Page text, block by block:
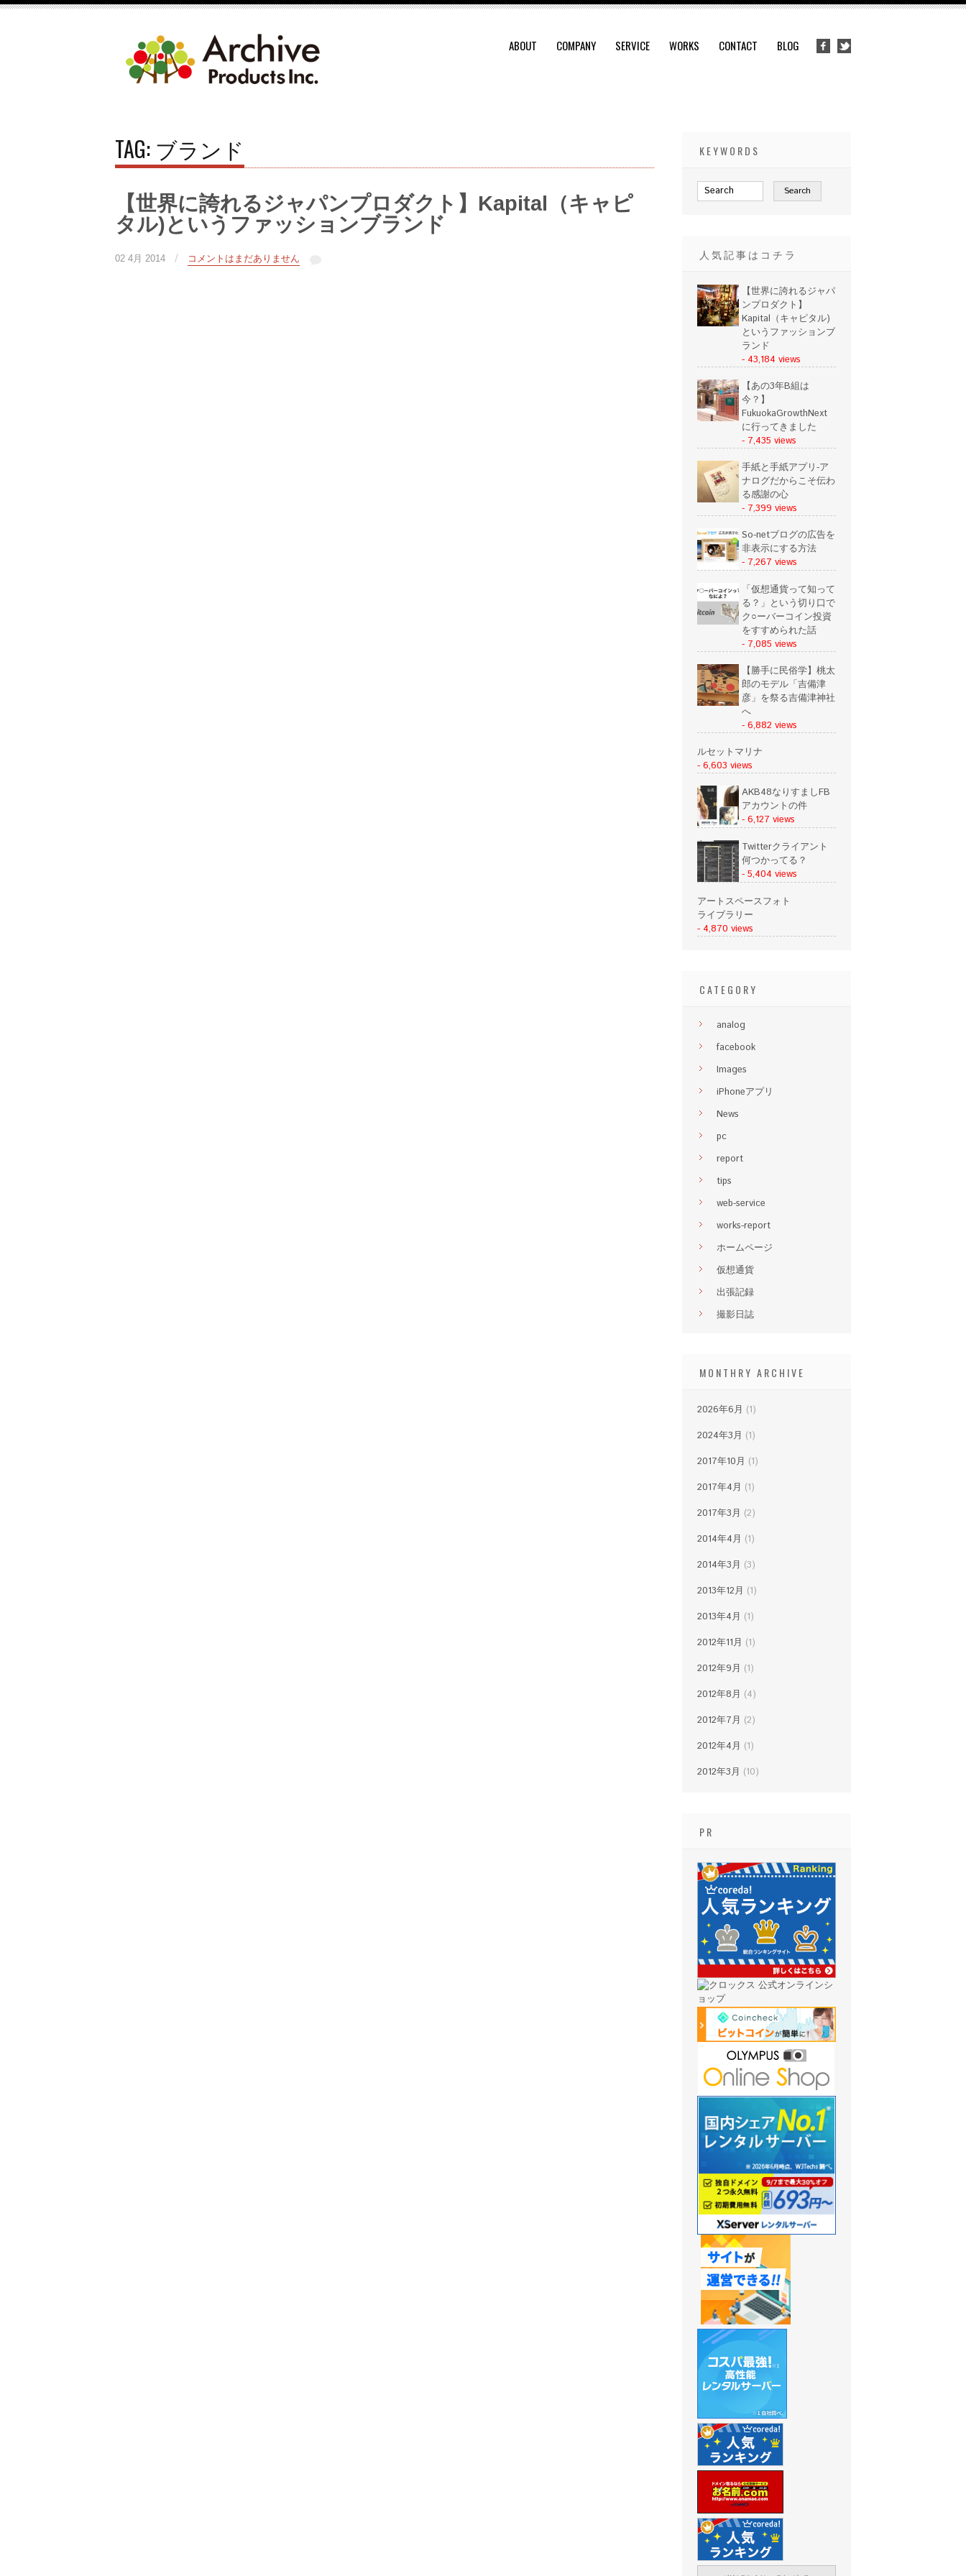
ABOUT COMPANY SERVICE WORKS CONTACT BLOG
TAG: ブランド
【世界に誇れるジャパンプロダクト】Kapital（キャピ
タル)というファッションブランド
02 4月 2014 / コメントはまだありません
KEYWORDS
人気記事はコチラ
【世界に誇れるジャパ
ンプロダクト】
Kapital（キャピタル)
というファッションブ
ランド
- 43,184 views
【あの3年B組は
今？】
FukuokaGrowthNext
に行ってきました
- 7,435 views
手紙と手紙アプリ-ア
ナログだからこそ伝わ
る感謝の心
- 7,399 views
So-netブログの広告を
非表示にする方法
- 7,267 views
「仮想通貨って知って
る？」という切り口で
ク○ーバーコイン投資
をすすめられた話
- 7,085 views
【勝手に民俗学】桃太
郎のモデル「吉備津
彦」を祭る吉備津神社
へ
- 6,882 views
ルセットマリナ
- 6,603 views
AKB48なりすましFB
アカウントの件
- 6,127 views
Twitterクライアント
何つかってる？
- 5,404 views
アートスペースフォト
ライブラリー
- 4,870 views
CATEGORY
analog
facebook
Images
iPhoneアプリ
News
pc
report
tips
web-service
works-report
ホームページ
仮想通貨
出張記録
撮影日誌
MONTHRY ARCHIVE
2026年6月 (1)
2024年3月 (1)
2017年10月 (1)
2017年4月 (1)
2017年3月 (2)
2014年4月 (1)
2014年3月 (3)
2013年12月 (1)
2013年4月 (1)
2012年11月 (1)
2012年9月 (1)
2012年8月 (4)
2012年7月 (2)
2012年4月 (1)
2012年3月 (10)
PR